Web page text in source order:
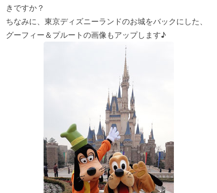
きですか？
ちなみに、東京ディズニーランドのお城をバックにした、
グーフィー＆プルートの画像もアップします♪